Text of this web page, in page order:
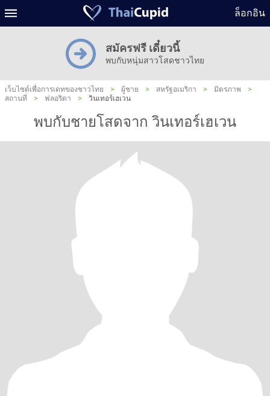
ล็อกอิน
สมัครฟรี เดี๋ยวนี้
พบกับหนุ่มสาวโสดชาวไทย
เว็บไซต์เพื่อการเดทของชาวไทย > ผู้ชาย > สหรัฐอเมริกา > มิตรภาพ
>
สถานที่
> ฟลอริดา > วินเทอร์เฮเวน
พบกับชายโสดจาก วินเทอร์เฮเวน